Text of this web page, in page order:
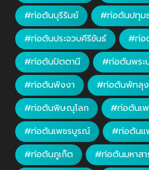
#ท่อตันบุรีรัมย์
#ท่อตันปทุม
#ท่อตันประจวบคีรีขันธ์
#ท่อ
#ท่อตันปัตตานี
#ท่อตันพระ
#ท่อตันพังงา
#ท่อตันพัทลุง
#ท่อตันพิษณุโลก
#ท่อตันเ
#ท่อตันเพชรบูรณ์
#ท่อตันแ
#ท่อตันภูเก็ต
#ท่อตันมหาสา